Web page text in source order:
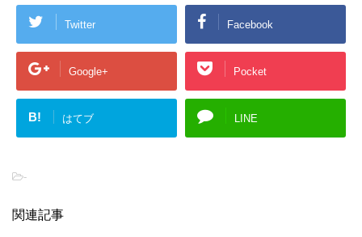
Twitter Facebook
Google+ Pocket
B! はてブ LINE
-
関連記事